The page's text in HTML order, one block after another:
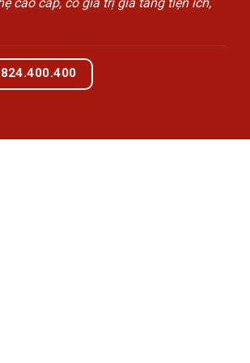
cao cấp, có giá trị gia tăng tiện ích,